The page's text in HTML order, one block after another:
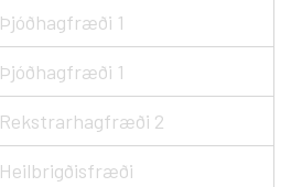
Þjóðhagfræði 1
Þjóðhagfræði 1
Rekstrarhagfræði 2
Heilbrigðisfræði